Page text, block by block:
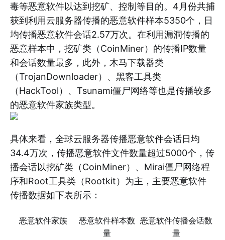
毒等恶意软件以达到挖矿、控制等目的。4月份共捕
获到利用云服务器传播的恶意软件样本5350个，日
均传播恶意软件会话2.57万次。在利用漏洞传播的
恶意样本中，挖矿类（CoinMiner）的传播IP数量
和会话数量最多，此外，木马下载器类
（TrojanDownloader）、黑客工具类
（HackTool）、Tsunami僵尸网络等也是传播较多
的恶意软件家族类型。
具体来看，全球云服务器传播恶意软件会话日均
34.4万次，传播恶意软件文件数量超过5000个，传
播会话以挖矿类（CoinMiner）、Mirai僵尸网络程
序和Root工具类（Rootkit）为主，主要恶意软件
传播数据如下表所示：
恶意软件家族
恶意软件样本数
量
恶意软件传播会话数
量